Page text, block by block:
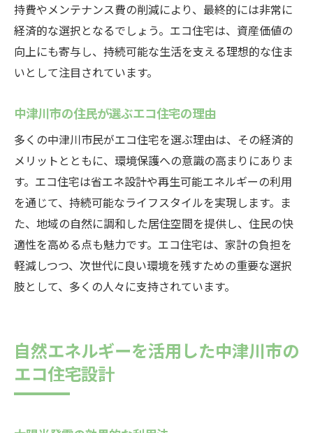
中津川市の自然環境に適した住宅設計
地域資源を活用したエコ住宅の実例
自然環境を最大限に活かす設計思想
持続可能な地域づくりへの貢献
中津川市の魅力を生かした住まいづくり
持費やメンテナンス費の削減により、最終的には非常に
経済的な選択となるでしょう。エコ住宅は、資産価値の
向上にも寄与し、持続可能な生活を支える理想的な住ま
いとして注目されています。
中津川市の住民が選ぶエコ住宅の理由
多くの中津川市民がエコ住宅を選ぶ理由は、その経済的
メリットとともに、環境保護への意識の高まりにありま
す。エコ住宅は省エネ設計や再生可能エネルギーの利用
を通じて、持続可能なライフスタイルを実現します。ま
た、地域の自然に調和した居住空間を提供し、住民の快
適性を高める点も魅力です。エコ住宅は、家計の負担を
軽減しつつ、次世代に良い環境を残すための重要な選択
肢として、多くの人々に支持されています。
自然エネルギーを活用した中津川市の
エコ住宅設計